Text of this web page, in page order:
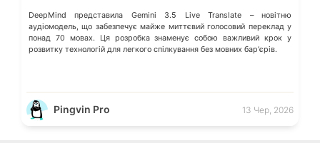
DeepMind представила Gemini 3.5 Live Translate – новітню
аудіомодель, що забезпечує майже миттєвий голосовий переклад у
понад 70 мовах. Ця розробка знаменує собою важливий крок у
розвитку технологій для легкого спілкування без мовних барʼєрів.
Pingvin Pro 13 Чер, 2026